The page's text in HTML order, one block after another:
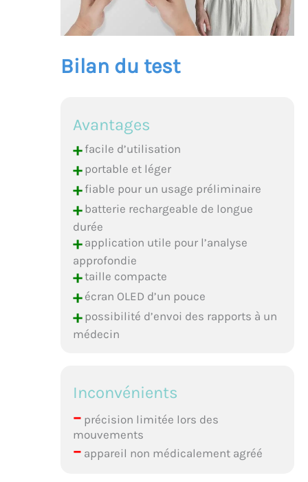
Bilan du test
Avantages
+facile d’utilisation
+portable et léger
+fiable pour un usage préliminaire
+batterie rechargeable de longue
durée
+application utile pour l’analyse
approfondie
+taille compacte
+écran OLED d’un pouce
+possibilité d’envoi des rapports à un
médecin
Inconvénients
–précision limitée lors des
mouvements
–appareil non médicalement agréé